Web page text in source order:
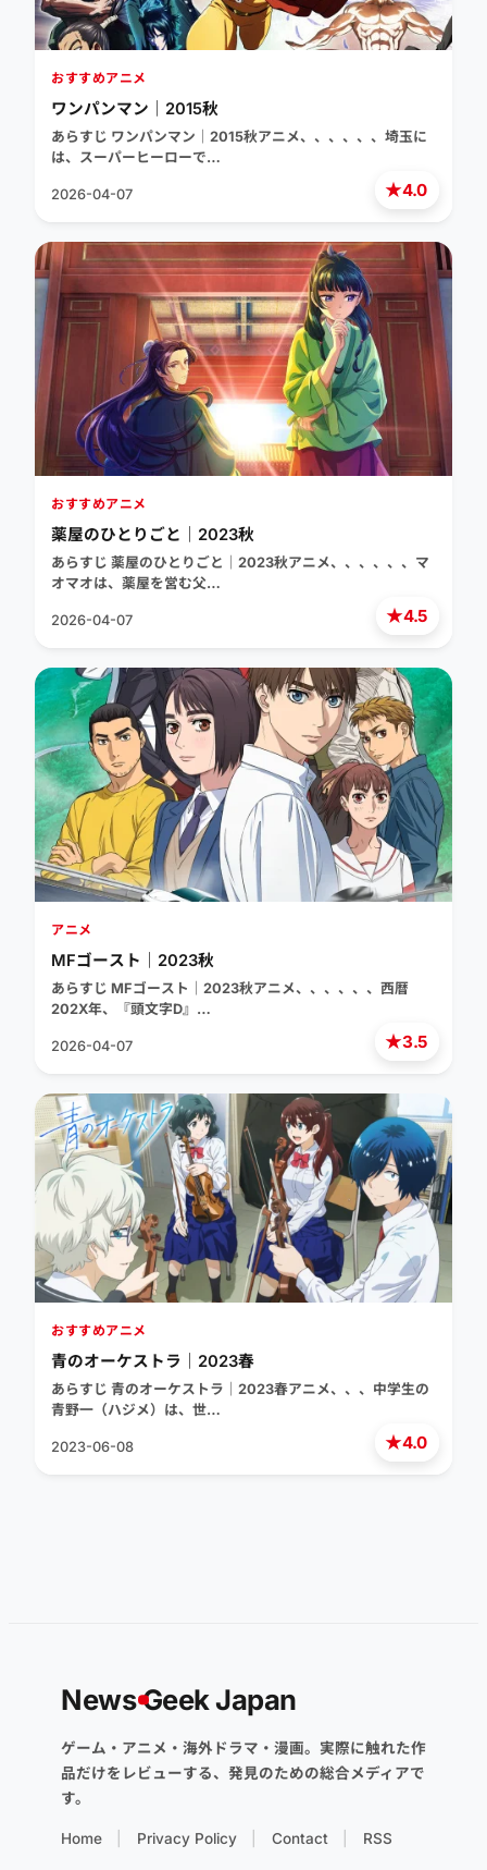
★4.0
おすすめアニメ
ワンパンマン｜2015秋
あらすじ ワンパンマン｜2015秋アニメ、、、、、、埼玉に
は、スーパーヒーローで…
2026-04-07
★4.5
おすすめアニメ
薬屋のひとりごと｜2023秋
あらすじ 薬屋のひとりごと｜2023秋アニメ、、、、、、マ
オマオは、薬屋を営む父…
2026-04-07
★3.5
アニメ
MFゴースト｜2023秋
あらすじ MFゴースト｜2023秋アニメ、、、、、、西暦
202X年、『頭文字D』…
2026-04-07
★4.0
おすすめアニメ
青のオーケストラ｜2023春
あらすじ 青のオーケストラ｜2023春アニメ、、、中学生の
青野一（ハジメ）は、世…
2023-06-08
NewsGeek Japan
ゲーム・アニメ・海外ドラマ・漫画。実際に触れた作
品だけをレビューする、発見のための総合メディアで
す。
Home Privacy Policy Contact RSS